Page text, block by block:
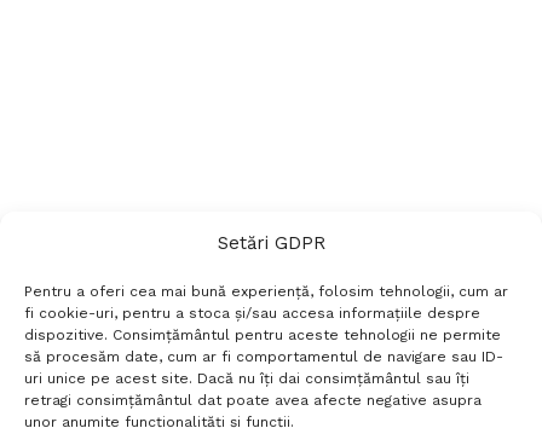
Setări GDPR
Pentru a oferi cea mai bună experiență, folosim tehnologii, cum ar
fi cookie-uri, pentru a stoca și/sau accesa informațiile despre
dispozitive. Consimțământul pentru aceste tehnologii ne permite
să procesăm date, cum ar fi comportamentul de navigare sau ID-
uri unice pe acest site. Dacă nu îți dai consimțământul sau îți
retragi consimțământul dat poate avea afecte negative asupra
unor anumite funcționalități și funcții.
Termeni si conditii
Politică de confidențialitate
Politica cookies
Setări GDPR